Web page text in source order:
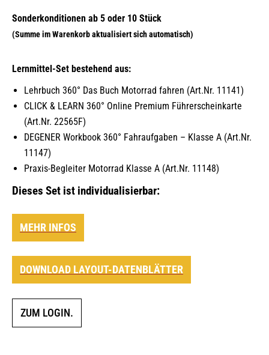
Lernmittel-Set bestehend aus:
Lehrbuch 360° Das Buch Motorrad fahren (Art.Nr. 11141)
CLICK & LEARN 360° Online Premium Führerscheinkarte
(Art.Nr. 22565F)
DEGENER Workbook 360° Fahraufgaben – Klasse A (Art.Nr.
11147)
Praxis-Begleiter Motorrad Klasse A (Art.Nr. 11148)
Dieses Set ist individualisierbar:
MEHR INFOS
DOWNLOAD LAYOUT-DATENBLÄTTER
ZUM LOGIN.